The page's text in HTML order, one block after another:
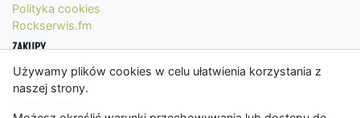
Używamy plików cookies w celu ułatwienia korzystania z
naszej strony.
Polityka cookies
Rockserwis.fm
ZAKUPY
Formy płatności
Koszty wysyłki